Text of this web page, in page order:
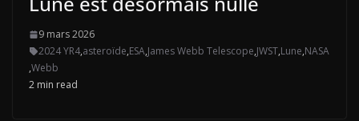
9 mars 2026
2024 YR4,asteroïde,ESA,James Webb Telescope,JWST,Lune,NASA
,Webb
2 min read